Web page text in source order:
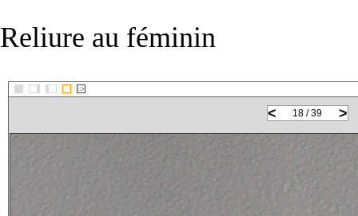
Reliure au féminin
::>
< >
18 / 39